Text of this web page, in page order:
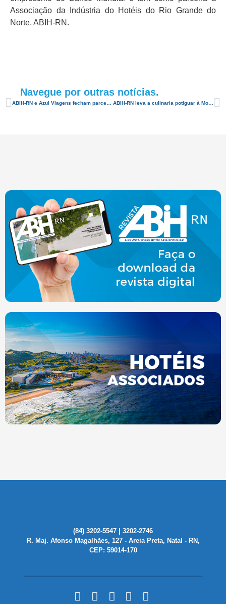
Associação da Indústria do Hotéis do Rio Grande do
Norte, ABIH-RN.
Navegue por outras notícias.
ABIH-RN leva a culinaria potiguar à Mostra Viajar 2018
(84) 3202-5547 | 3202-2746
R. Maj. Afonso Magalhães, 127 - Areia Preta, Natal - RN,
CEP: 59014-170